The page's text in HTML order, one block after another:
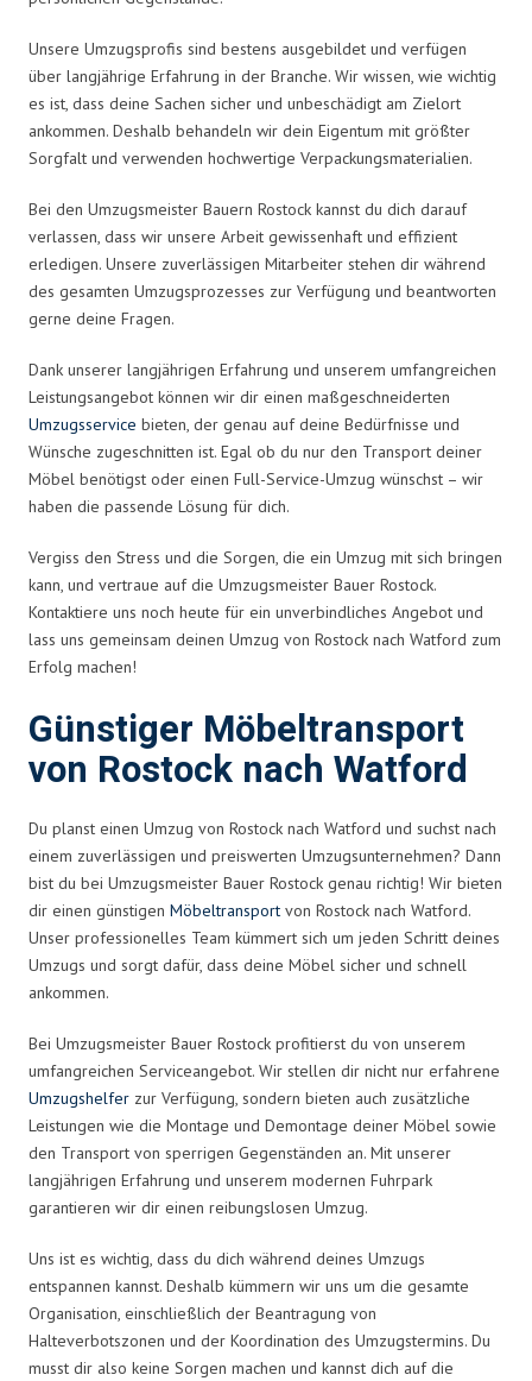
Unsere Umzugsprofis sind bestens ausgebildet und verfügen
über langjährige Erfahrung in der Branche. Wir wissen, wie wichtig
es ist, dass deine Sachen sicher und unbeschädigt am Zielort
ankommen. Deshalb behandeln wir dein Eigentum mit größter
Sorgfalt und verwenden hochwertige Verpackungsmaterialien.
Bei den Umzugsmeister Bauern Rostock kannst du dich darauf
verlassen, dass wir unsere Arbeit gewissenhaft und effizient
erledigen. Unsere zuverlässigen Mitarbeiter stehen dir während
des gesamten Umzugsprozesses zur Verfügung und beantworten
gerne deine Fragen.
Dank unserer langjährigen Erfahrung und unserem umfangreichen
Leistungsangebot können wir dir einen maßgeschneiderten
Umzugsservice bieten, der genau auf deine Bedürfnisse und
Wünsche zugeschnitten ist. Egal ob du nur den Transport deiner
Möbel benötigst oder einen Full-Service-Umzug wünschst – wir
haben die passende Lösung für dich.
Vergiss den Stress und die Sorgen, die ein Umzug mit sich bringen
kann, und vertraue auf die Umzugsmeister Bauer Rostock.
Kontaktiere uns noch heute für ein unverbindliches Angebot und
lass uns gemeinsam deinen Umzug von Rostock nach Watford zum
Erfolg machen!
Günstiger Möbeltransport
von Rostock nach Watford
Du planst einen Umzug von Rostock nach Watford und suchst nach
einem zuverlässigen und preiswerten Umzugsunternehmen? Dann
bist du bei Umzugsmeister Bauer Rostock genau richtig! Wir bieten
dir einen günstigen Möbeltransport von Rostock nach Watford.
Unser professionelles Team kümmert sich um jeden Schritt deines
Umzugs und sorgt dafür, dass deine Möbel sicher und schnell
ankommen.
Bei Umzugsmeister Bauer Rostock profitierst du von unserem
umfangreichen Serviceangebot. Wir stellen dir nicht nur erfahrene
Umzugshelfer zur Verfügung, sondern bieten auch zusätzliche
Leistungen wie die Montage und Demontage deiner Möbel sowie
den Transport von sperrigen Gegenständen an. Mit unserer
langjährigen Erfahrung und unserem modernen Fuhrpark
garantieren wir dir einen reibungslosen Umzug.
Uns ist es wichtig, dass du dich während deines Umzugs
entspannen kannst. Deshalb kümmern wir uns um die gesamte
Organisation, einschließlich der Beantragung von
Halteverbotszonen und der Koordination des Umzugstermins. Du
musst dir also keine Sorgen machen und kannst dich auf die